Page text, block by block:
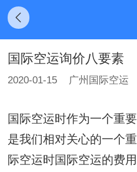
国际空运询价八要素
2020-01-15 广州国际空运
国际空运时作为一个重
是我们相对关心的一个
际空运时国际空运的费